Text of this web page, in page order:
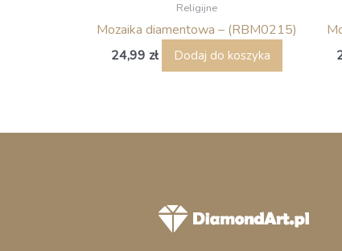
Religijne
Mozaika diamentowa – (RBM0215)
24,99 zł Dodaj do koszyka